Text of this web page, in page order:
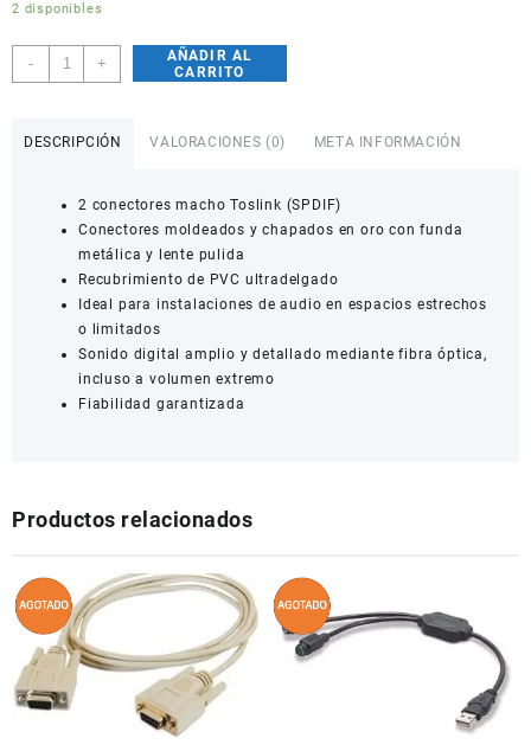
2 disponibles
-
Cable
Óptico
cantidad
+
AÑADIR AL
CARRITO
DESCRIPCIÓN VALORACIONES (0) META INFORMACIÓN
2 conectores macho Toslink (SPDIF)
Conectores moldeados y chapados en oro con funda
metálica y lente pulida
Recubrimiento de PVC ultradelgado
Ideal para instalaciones de audio en espacios estrechos
o limitados
Sonido digital amplio y detallado mediante fibra óptica,
incluso a volumen extremo
Fiabilidad garantizada
Productos relacionados